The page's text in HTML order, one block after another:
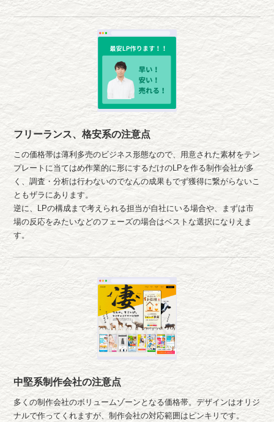
フリーランス、格安系の注意点
この価格帯は薄利多売のビジネス形態なので、用意された素材をテン
プレートに当てはめ作業的に形にするだけのLPを作る制作会社が多
く、調査・分析は行わないのでなんの成果もでず獲得に繋がらないこ
ともザラにあります。
逆に、LPの構成まで考えられる担当が自社にいる場合や、まずは市
場の反応をみたいなどのフェーズの場合はベストな選択になりえま
す。
中堅系制作会社の注意点
多くの制作会社のボリュームゾーンとなる価格帯。デザインはオリジ
ナルで作ってくれますが、制作会社の対応範囲はピンキリです。